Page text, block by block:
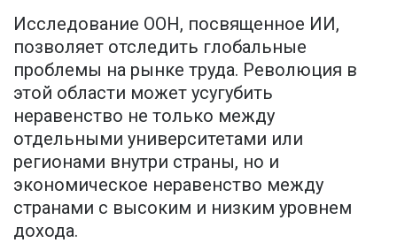
Исследование ООН, посвященное ИИ,
позволяет отследить глобальные
проблемы на рынке труда. Революция в
этой области может усугубить
неравенство не только между
отдельными университетами или
регионами внутри страны, но и
экономическое неравенство между
странами с высоким и низким уровнем
дохода.